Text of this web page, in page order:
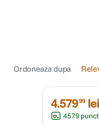
Ordoneaza dupa
4.57999 lei
4579